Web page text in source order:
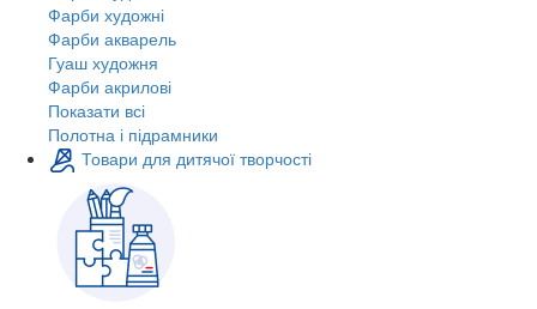
Фарби художні
Фарби акварель
Гуаш художня
Фарби акрилові
Показати всі
Полотна і підрамники
Товари для дитячої творчості